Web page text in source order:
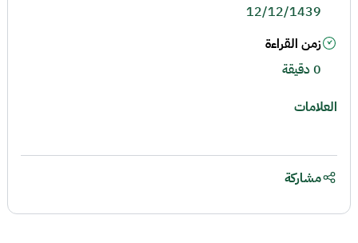
12/12/1439
زمن القراءة
0 دقيقة
العلامات
مشاركة